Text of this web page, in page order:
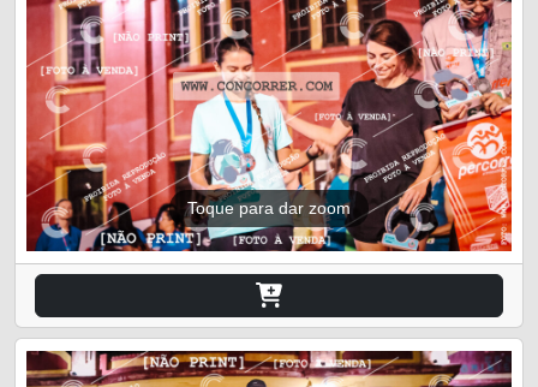
Toque para dar zoom